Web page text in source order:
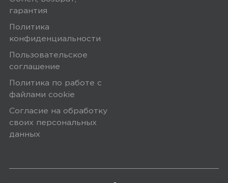
гарантия
Политика
конфиденциальности
Пользовательское
соглашение
Политика по работе с
файлами сookie
Согласие на обработку
своих персональных
данных